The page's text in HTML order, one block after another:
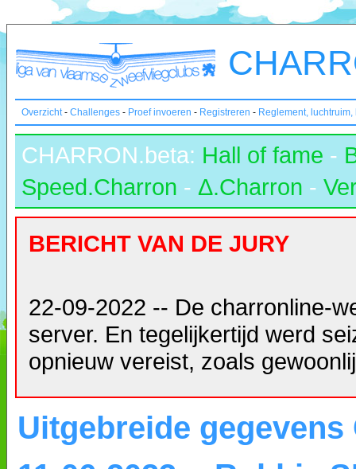
Overzicht- Challenges - Proef invoeren - Registreren - Reglement,
CHARRON.beta: Hall of fame -
Speed.Charron - Δ.Charron -
BERICHT VAN DE JURY
22-09-2022 -- De charronline-
server. En tegelijkertijd werd
opnieuw vereist, zoals
Uitgebreide